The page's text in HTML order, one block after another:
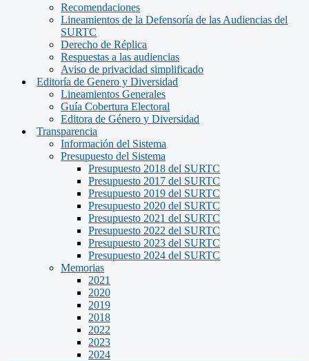
Recomendaciones
Lineamientos de la Defensoría de las Audiencias del
SURTC
Derecho de Réplica
Respuestas a las audiencias
Aviso de privacidad simplificado
Editoría de Genero y Diversidad
Lineamientos Generales
Guía Cobertura Electoral
Editora de Género y Diversidad
Transparencia
Información del Sistema
Presupuesto del Sistema
Presupuesto 2018 del SURTC
Presupuesto 2017 del SURTC
Presupuesto 2019 del SURTC
Presupuesto 2020 del SURTC
Presupuesto 2021 del SURTC
Presupuesto 2022 del SURTC
Presupuesto 2023 del SURTC
Presupuesto 2024 del SURTC
Memorias
2021
2020
2019
2018
2022
2023
2024